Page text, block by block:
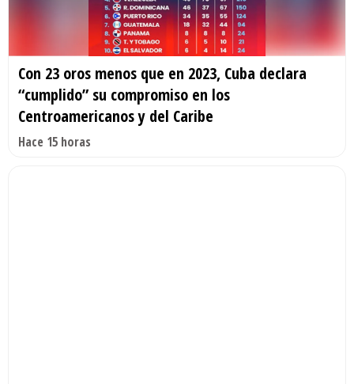
Con 23 oros menos que en 2023, Cuba declara
“cumplido” su compromiso en los
Centroamericanos y del Caribe
Hace 15 horas